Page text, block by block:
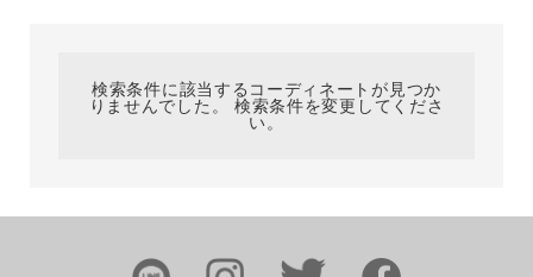
ブランド
検索条件に該当するコーディネートが見つか
りませんでした。 検索条件を変更してくださ
い。